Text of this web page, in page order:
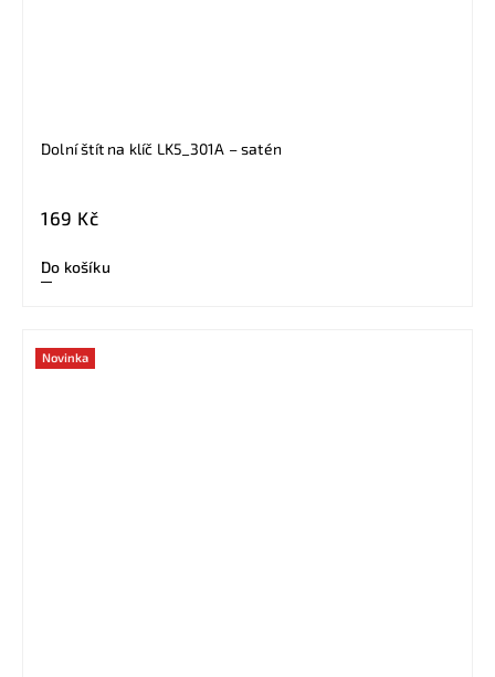
Dolní štít na klíč LK5_301A – satén
169 Kč
Do košíku
Novinka